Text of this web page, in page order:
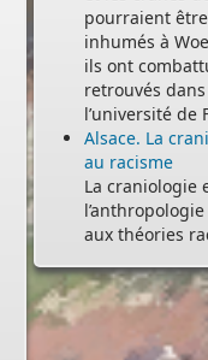
pourraient
inhumés à
ils ont
retrouvés
l’université de
Alsace. La
au racisme
La craniologie
aux théories